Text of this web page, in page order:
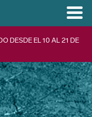
DESDE EL 10 AL 21 DE